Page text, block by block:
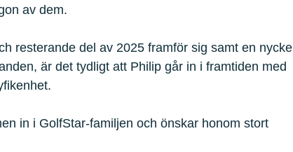
av dem.
resterande del av 2025 framför sig samt en nyckel
är det tydligt att Philip går in i framtiden med
in i GolfStar-familjen och önskar honom stort